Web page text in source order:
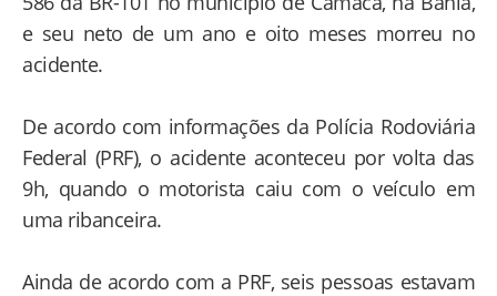
e seu neto de um ano e oito meses morreu no
acidente.
De acordo com informações da Polícia Rodoviária
Federal (PRF), o acidente aconteceu por volta das
9h, quando o motorista caiu com o veículo em
uma ribanceira.
Ainda de acordo com a PRF, seis pessoas estavam